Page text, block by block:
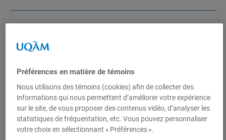
Préférences en matière de témoins
Nous utilisons des témoins (cookies) afin de collecter des
informations qui nous permettent d’améliorer votre expérience
sur le site, de vous proposer des contenus vidéo, d’analyser les
statistiques de fréquentation, etc. Vous pouvez personnaliser
votre choix en sélectionnant « Préférences ».